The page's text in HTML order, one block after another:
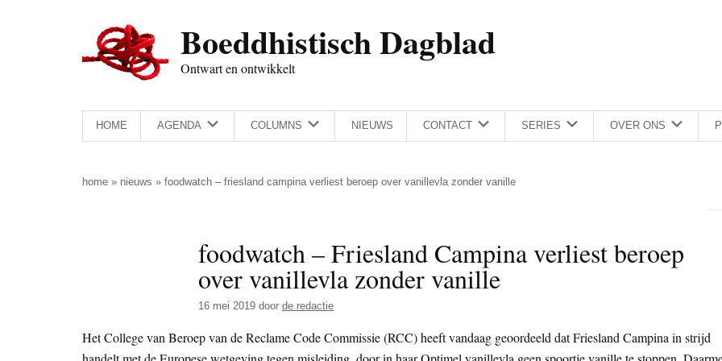
Boeddhistisch Dagblad
Ontwart en ontwikkelt
HOME AGENDA COLUMNS NIEUWS CONTACT SERIES OVER ONS
home » nieuws » foodwatch – friesland campina verliest beroep over vanillevla zonder vanille
foodwatch – Friesland Campina verliest beroep
over vanillevla zonder vanille
16 mei 2019 door de redactie
Het College van Beroep van de Reclame Code Commissie (RCC) heeft vandaag geoordeeld dat Friesland Campina in strijd